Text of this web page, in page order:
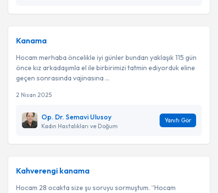
Kanama
Hocam merhaba öncelikle iyi günler bundan yaklaşık 115 gün
önce kız arkadaşımla el ile birbirimizi tatmin ediyorduk eline
geçen sonrasında vajinasına ...
2 Nisan 2025
Op. Dr. Semavi Ulusoy
Kadın Hastalıkları ve Doğum
Yanıtı Gör
Kahverengi kanama
Hocam 28 ocakta size şu soruyu sormuştum. “Hocam